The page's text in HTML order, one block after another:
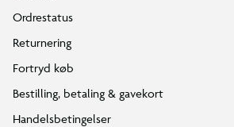
Ordrestatus
Returnering
Fortryd køb
Bestilling, betaling & gavekort
Handelsbetingelser